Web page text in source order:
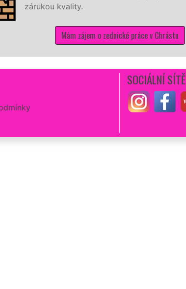
zárukou kvality.
Mám zájem o zednické práce v Chrástu
SOCIÁLNÍ SÍTĚ